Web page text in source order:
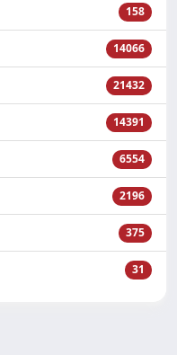
158
14066
21432
14391
6554
2196
375
31